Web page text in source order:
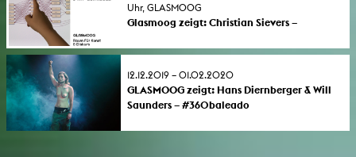
Uhr, GLASMOOG
Glasmoog zeigt: Christian Sievers –
12.12.2019 – 01.02.2020
GLASMOOG zeigt: Hans Diernberger & Will
Saunders – #360baleado